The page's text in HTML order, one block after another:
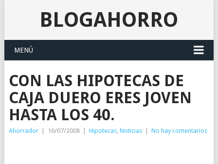
BLOGAHORRO
MENÚ
CON LAS HIPOTECAS DE
CAJA DUERO ERES JOVEN
HASTA LOS 40.
Ahorrador 16/07/2008 Hipotecas, Noticias No hay comentarios